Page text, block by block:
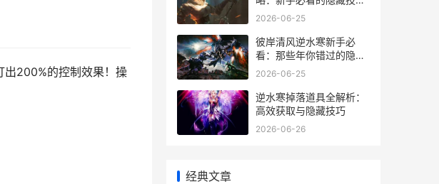
出200%的控制效果！操
与实战经验
2026-06-25
彼岸清风逆水寒新手必
看：那些年你错过的隐藏
副本与心法搭配
2026-06-25
逆水寒掉落道具全解析：
高效获取与隐藏技巧
2026-06-26
经典文章